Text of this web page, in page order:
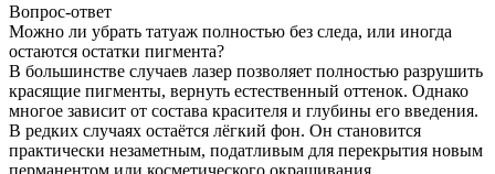
Вопрос-ответ
Можно ли убрать татуаж полностью без следа, или иногда
остаются остатки пигмента?
В большинстве случаев лазер позволяет полностью разрушить
красящие пигменты, вернуть естественный оттенок. Однако
многое зависит от состава красителя и глубины его введения.
В редких случаях остаётся лёгкий фон. Он становится
практически незаметным, податливым для перекрытия новым
перманентом или косметического окрашивания.